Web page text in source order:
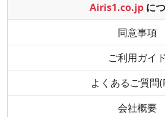
Airis1.co.jp に
同意事項
ご利用ガイド
よくあるご質問
会社概要